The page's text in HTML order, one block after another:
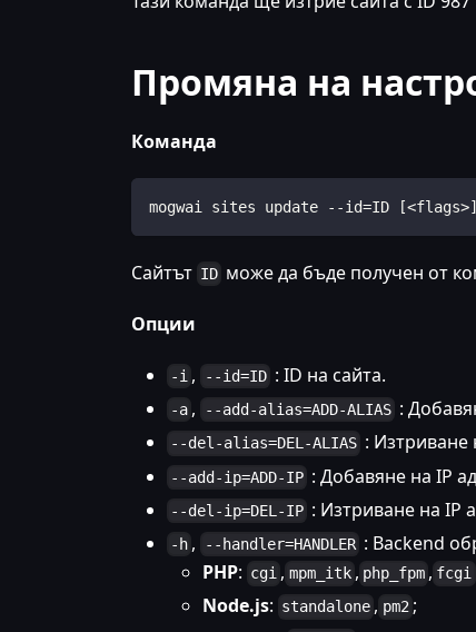
Промяна на
Команда
mogwai sites update --id=ID [<flags>]
Сайтът ID може да бъде получен от
Опции
-i , --id=ID : ID на сайта.
-a , --add-alias=ADD-ALIAS :
--del-alias=DEL-ALIAS :
--add-ip=ADD-IP : Добавяне на IP
--del-ip=DEL-IP : Изтриване на IP
-h , --handler=HANDLER : Backend
PHP: cgi , mpm_itk , php_fpm , fcgi
Node.js: standalone , pm2 ;